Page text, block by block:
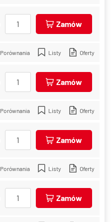
Zamów
Porównania Listy Oferty
Zamów
Porównania Listy Oferty
Zamów
Porównania Listy Oferty
Zamów